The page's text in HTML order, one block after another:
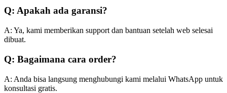
Q: Apakah ada garansi?
A: Ya, kami memberikan support dan bantuan setelah web selesai
dibuat.
Q: Bagaimana cara order?
A: Anda bisa langsung menghubungi kami melalui WhatsApp untuk
konsultasi gratis.